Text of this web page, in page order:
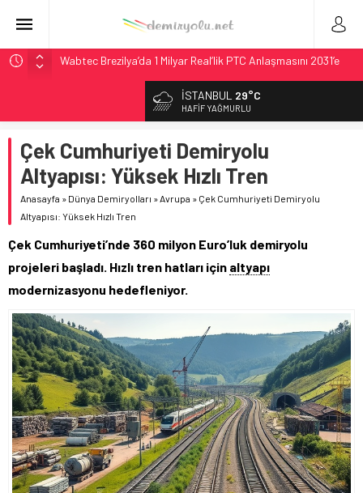
Wabtec Brezilya’da 1 Milyar Real’lik PTC Anlaşmasını 2031’e
ABD’de CREATE Programı 72,4 Milyon Dolarlık Alt Geçidi
Ukrayna’da Yolcu Trenine İHA Saldırısı: Zamanında Tahliye
Faciayı Önledi
DB Modernizasyon Programı: 70. İstasyona Ulaşıldı
Utah’ta 31 Milyon Dolarlık Proje Trafik Çilesini Bitiriyor
İSTANBUL 29°C
HAFIF YAĞMURLU
Çek Cumhuriyeti Demiryolu
Altyapısı: Yüksek Hızlı Tren
Anasayfa » Dünya Demiryolları »Avrupa » Çek Cumhuriyeti Demiryolu
Altyapısı: Yüksek Hızlı Tren
Çek Cumhuriyeti’nde 360 milyon Euro’luk demiryolu
projeleri başladı. Hızlı tren hatları için altyapı
modernizasyonu hedefleniyor.